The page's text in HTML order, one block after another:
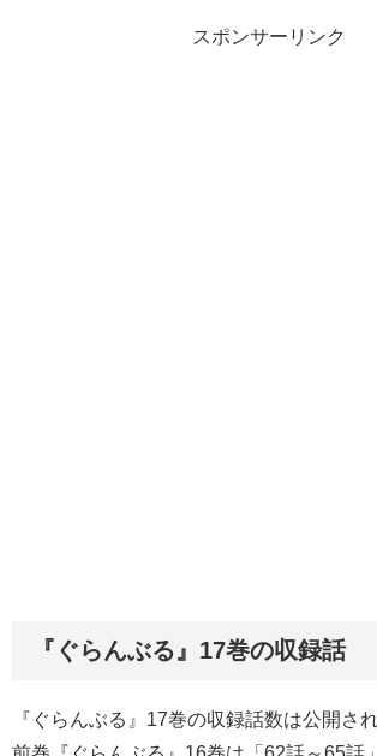
スポンサーリンク
『ぐらんぶる』17巻の収録話
『ぐらんぶる』17巻の収録話数は公開さ